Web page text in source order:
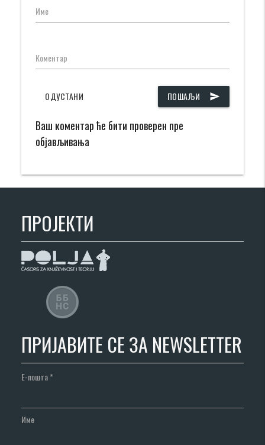
Име
Коментар
ПОШАЉИ send
ОДУСТАНИ
Ваш коментар ће бити проверен пре
објављивања
ПРОЈЕКТИ
ПРИЈАВИТЕ СЕ ЗА NEWSLETTER
Е-пошта*
Име